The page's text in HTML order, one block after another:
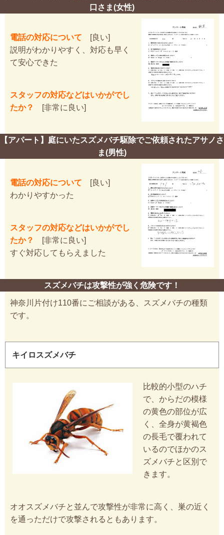
口さま(女性)
電話の対応について [良い]
説明がわかりやすく、対応も早く
て安心できた
スタッフの対応などはいかがでし
たか？
[非常に良い]
【アパート】庭にいたスズメバチ駆除でご依頼されたアサノさ
ま(男性)
電話の対応について [良い]
わかりやすかった
スタッフの対応などはいかがでし
たか？
[非常に良い]
すぐ対応してもらえました
スズメバチは攻撃性が強く危険です！
神奈川片付け110番にご相談がある、スズメバチの種類
です。
キイロスズメバチ
比較的小型のハチ
で、からだの模様
の黄色の部位が広
く、全身が黄褐色
の長毛で覆われて
いるのでほかのス
ズメバチと区別で
きます。
オオスズメバチと並んで攻撃性が非常に高く、巣の近く
を通っただけで攻撃されるともあります。